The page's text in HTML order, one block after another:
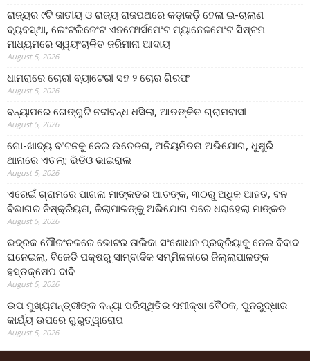
ରାଜ୍ୟର ୯ଟି ଜାତୀୟ ଓ ରାଜ୍ୟ ରାଜପଥରେ କଡ଼ାକଡ଼ି ହେଲା ଇ-ଚାଲାଣ
ବ୍ୟବସ୍ଥା, ଇେଂଟଲିଜେଂଟ ଏନଫୋର୍ସମେଂଟ ମ୍ୟାନେଜମେଂଟ ସିଷ୍ଟମ
ମାଧ୍ୟମରେ ସ୍ୱୟଂଚାଳିତ ଜରିମାନା ଆଦାୟ
August 5, 2026
ଧାମରାରେ ଚୋରୀ ବ୍ୟାଟେରୀ ସହ ୨ ଚୋର ଗିରଫ
August 5, 2026
ବନ୍ୟାପରେ ଗେଙ୍ଗୁଟି ନଦୀବନ୍ଧ ଧସିଲା, ଆତଙ୍କିତ ଗ୍ରାମବାସୀ
August 5, 2026
ଗୋ-ଖାଦ୍ୟ ବଂଟନକୁ ନେଇ ଉତେଜନା, ଅନିୟମିତତା ଅଭିଯୋଗ, ଧୁଷୁରି
ଥାନାରେ ଏତଲା; ଭିଡିଓ ଭାଇରାଲ
August 5, 2026
ଏରେଇଁ ଗ୍ରାମରେ ପାଗଳା ମାଙ୍କଡର ଆତଙ୍କ, ୩୦ରୁ ଅଧିକ ଆହତ, ବନ
ବିଭାଗର ନିଷ୍କ୍ରିୟତା, ଜିଲାପାଳଙ୍କୁ ଅଭିଯୋଗ ପରେ ଧରାହେଲା ମାଙ୍କଡ
August 5, 2026
ଭଦ୍ରକ ପୌରଂଚଳରେ ଭୋଟର ତାଲିକା ସଂଶୋଧନ ପ୍ରକ୍ରିୟାକୁ ନେଇ ବିବାଦ
ଘନେଇଲା, ବିଜେଡି ପକ୍ଷରୁ ସାମ୍ବାଦିକ ସମ୍ମିଳନୀରେ ଜିଲ୍ଲାପାଳଙ୍କ
ହସ୍ତକ୍ଷେପ ଦାବି
August 5, 2026
ଉପ ମୁଖ୍ୟମନ୍ତ୍ରୀଙ୍କ ବନ୍ୟା ପରିସ୍ଥିତିର ସମୀକ୍ଷା ବୈଠକ, ପୁନରୁଦ୍ଧାର
କାର୍ଯ୍ୟ ଉପରେ ଗୁରୁତ୍ୱାରୋପ
August 5, 2026